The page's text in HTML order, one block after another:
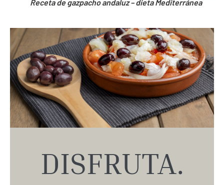
Receta de gazpacho andaluz – dieta Mediterránea
DISFRUTA.